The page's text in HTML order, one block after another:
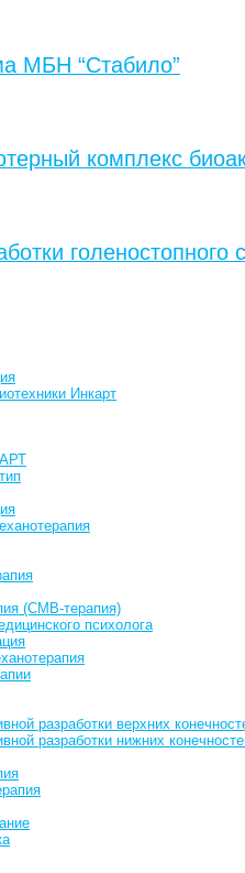
МБН “Стабило”
комплекс
голеностопного
Инкарт
(СМВ-терапия)
психолога
разработки верхних
разработки нижних